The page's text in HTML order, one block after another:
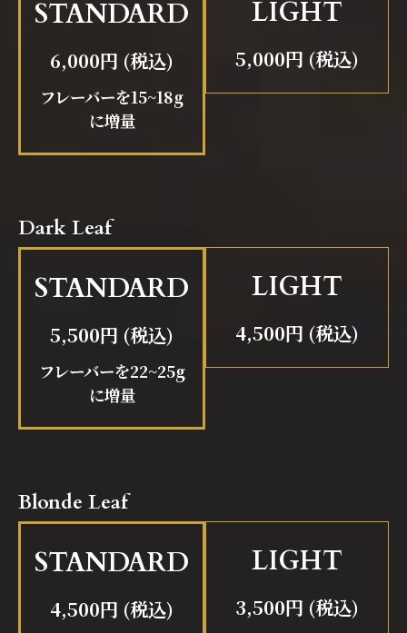
STANDARD
6,000円 (税込)
フレーバーを15~18g
に増量
LIGHT
5,000円 (税込)
Dark Leaf
STANDARD
5,500円 (税込)
フレーバーを22~25g
に増量
LIGHT
4,500円 (税込)
Blonde Leaf
STANDARD
4,500円 (税込)
LIGHT
3,500円 (税込)